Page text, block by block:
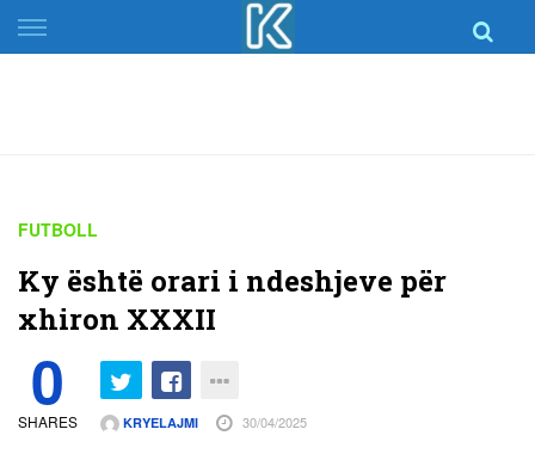
Skip
to
FUTBOLL
Ky është orari i ndeshjeve për
xhiron XXXII
0
SHARES KRYELAJMI 30/04/2025